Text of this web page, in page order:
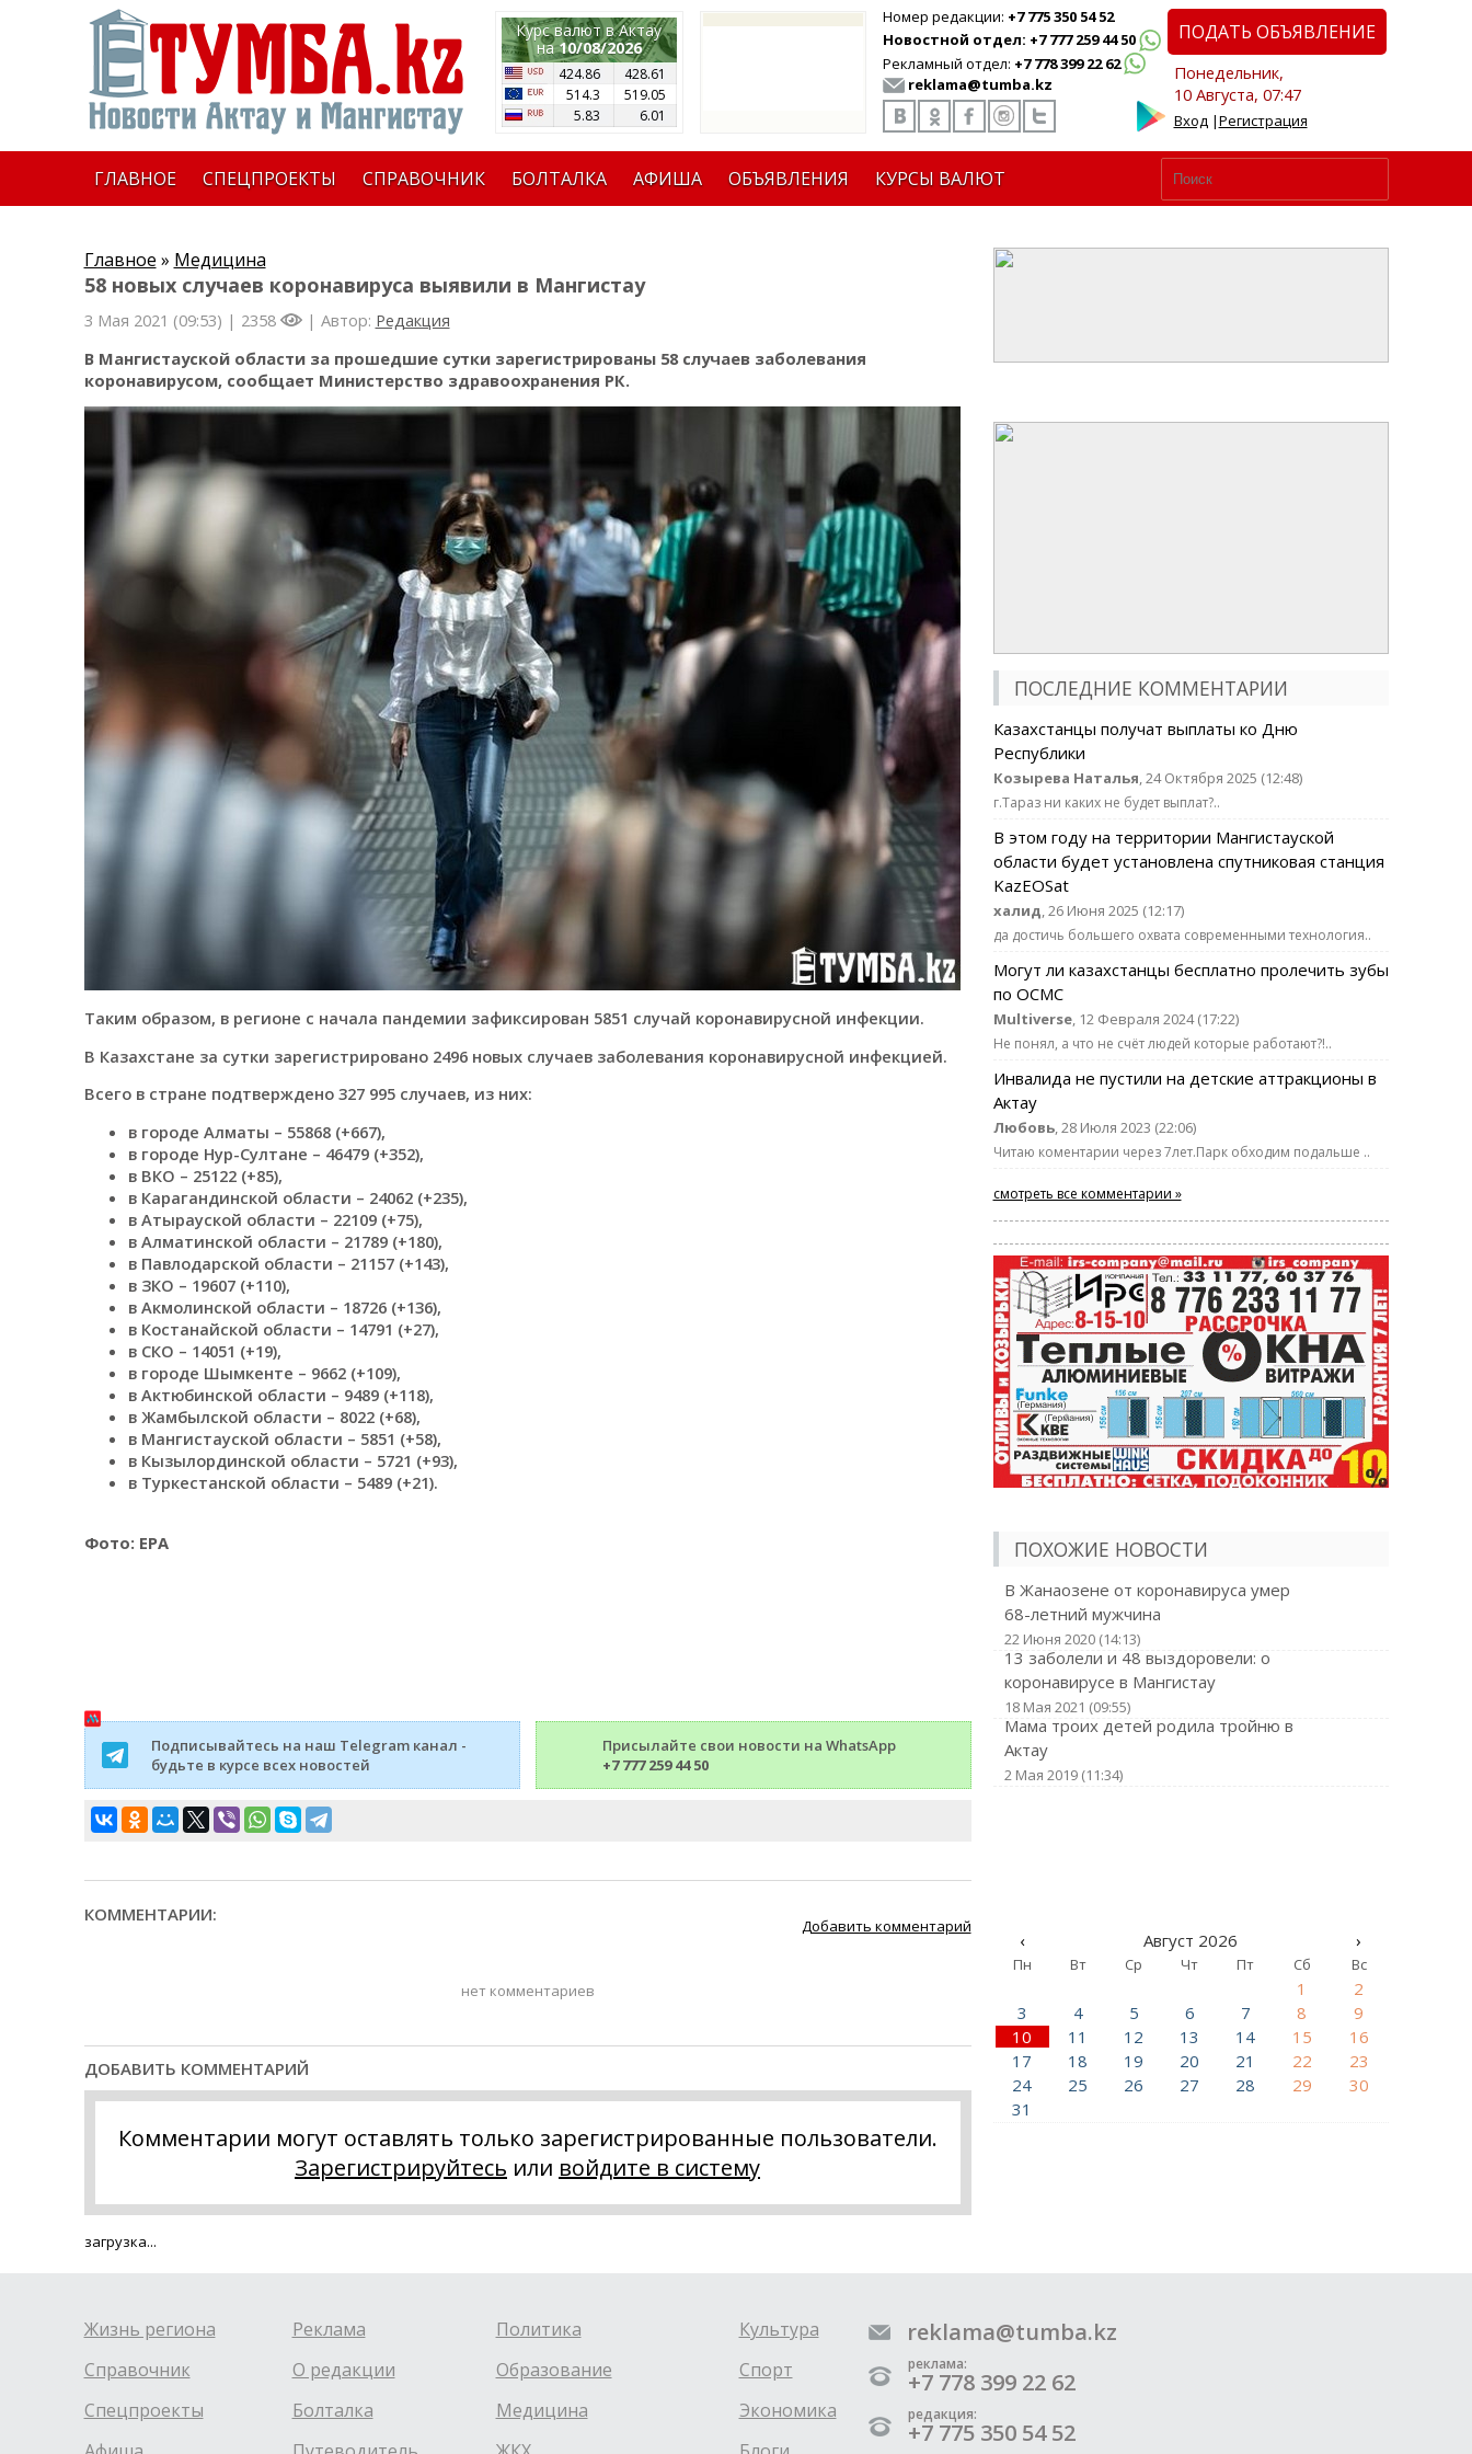
Курс валют в Актау
на10/08/2026
424.86
428.61
514.3
519.05
5.83
6.01
Номер редакции: +7 775 350 54 52
Новостной отдел: +7 777 259 44 50
Рекламный отдел: +7 778 399 22 62
reklama@tumba.kz
ПОДАТЬ ОБЪЯВЛЕНИЕ
Понедельник,
10 Августа, 07:47
Вход|Регистрация
ГЛАВНОЕ СПЕЦПРОЕКТЫ СПРАВОЧНИК БОЛТАЛКА АФИША ОБЪЯВЛЕНИЯ КУРСЫ ВАЛЮТ
Главное » Медицина
58 новых случаев коронавируса выявили в Мангистау
3 Мая 2021 (09:53) | 2358 | Автор: Редакция
В Мангистауской области за прошедшие сутки зарегистрированы 58 случаев заболевания
коронавирусом, сообщает Министерство здравоохранения РК.
Таким образом, в регионе с начала пандемии зафиксирован 5851 случай коронавирусной инфекции.
В Казахстане за сутки зарегистрировано 2496 новых случаев заболевания коронавирусной инфекцией.
Всего в стране подтверждено 327 995 случаев, из них:
в городе Алматы – 55868 (+667),
в городе Нур-Султане – 46479 (+352),
в ВКО – 25122 (+85),
в Карагандинской области – 24062 (+235),
в Атырауской области – 22109 (+75),
в Алматинской области – 21789 (+180),
в Павлодарской области – 21157 (+143),
в ЗКО – 19607 (+110),
в Акмолинской области – 18726 (+136),
в Костанайской области – 14791 (+27),
в СКО – 14051 (+19),
в городе Шымкенте – 9662 (+109),
в Актюбинской области – 9489 (+118),
в Жамбылской области – 8022 (+68),
в Мангистауской области – 5851 (+58),
в Кызылординской области – 5721 (+93),
в Туркестанской области – 5489 (+21).
Фото: ЕРА
Подписывайтесь на наш Telegram канал -
будьте в курсе всех новостей
Присылайте свои новости на WhatsApp
+7 777 259 44 50
КОММЕНТАРИИ:
Добавить комментарий
нет комментариев
ДОБАВИТЬ КОММЕНТАРИЙ
Комментарии могут оставлять только зарегистрированные пользователи.
Зарегистрируйтесь или войдите в систему
загрузка...
ПОСЛЕДНИЕ КОММЕНТАРИИ
Казахстанцы получат выплаты ко Дню
Республики
Козырева Наталья, 24 Октября 2025 (12:48)
г.Тараз ни каких не будет выплат?..
В этом году на территории Мангистауской
области будет установлена спутниковая станция
KazEOSat
халид, 26 Июня 2025 (12:17)
да достичь большего охвата современными технология..
Могут ли казахстанцы бесплатно пролечить зубы
по ОСМС
Multiverse, 12 Февраля 2024 (17:22)
Не понял, а что не счёт людей которые работают?!..
Инвалида не пустили на детские аттракционы в
Актау
Любовь, 28 Июля 2023 (22:06)
Читаю коментарии через 7лет.Парк обходим подальше ..
смотреть все комментарии »
ПОХОЖИЕ НОВОСТИ
В Жанаозене от коронавируса умер
68-летний мужчина
22 Июня 2020 (14:13)
13 заболели и 48 выздоровели: о
коронавирусе в Мангистау
18 Мая 2021 (09:55)
Мама троих детей родила тройню в
Актау
2 Мая 2019 (11:34)
‹ Август 2026 ›
Пн Вт Ср Чт Пт Сб Вс
1
2
3
4 5 6 7 8
9
10
11 12 13 14 15
16
17
18 19 20 21 22
23
24
25 26 27 28 29
30
31
Жизнь региона
Справочник
Спецпроекты
Реклама
О редакции
Болталка
Политика
Образование
Медицина
Культура
Спорт
Экономика
reklama@tumba.kz
реклама:
+7 778 399 22 62
редакция:
+7 775 350 54 52